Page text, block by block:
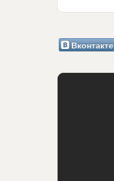
Вконтакте